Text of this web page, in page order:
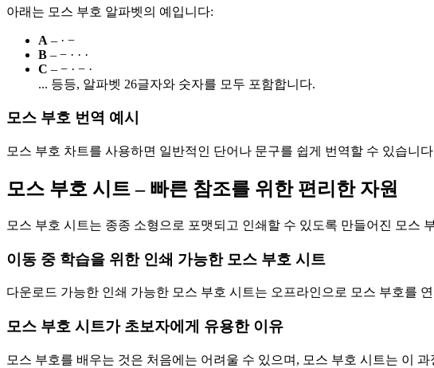
아래는 모스 부호 알파벳의 예입니다:
A – · −
B – − · · ·
C – − · − ·
... 등등, 알파벳 26글자와 숫자를 모두 포함합니다.
모스 부호 번역 예시
모스 부호 차트를 사용하면 일반적인 단어나 문구를 쉽게 번역할 수 있습니
모스 부호 시트 – 빠른 참조를 위한 편리한 자원
모스 부호 시트는 종종 소형으로 포맷되고 인쇄할 수 있도록 만들어진 모스
이동 중 학습을 위한 인쇄 가능한 모스 부호 시트
다운로드 가능한 인쇄 가능한 모스 부호 시트는 오프라인으로 모스 부호를
모스 부호 시트가 초보자에게 유용한 이유
모스 부호를 배우는 것은 처음에는 어려울 수 있으며, 모스 부호 시트는 이